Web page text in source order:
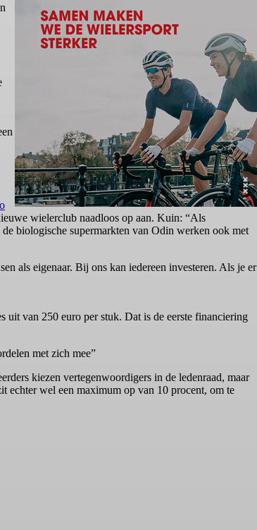
wielerclub naadloos op aan. Kuin: “Als
biologische supermarkten van Odin werken ook met
als eigenaar. Bij ons kan iedereen investeren. Als je er
uit van 250 euro per stuk. Dat is de eerste financiering
met zich mee”
kiezen vertegenwoordigers in de ledenraad, maar
echter wel een maximum op van 10 procent, om te